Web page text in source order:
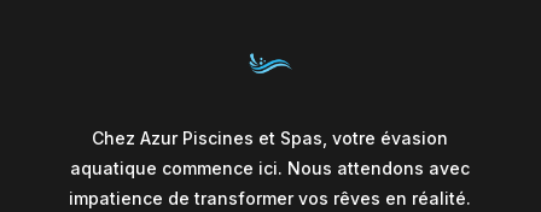
Chez Azur Piscines et Spas, votre évasion
aquatique commence ici. Nous attendons avec
impatience de transformer vos rêves en réalité.